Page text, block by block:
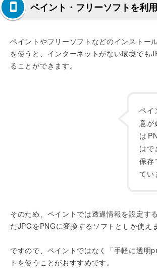
ペイント・フリーソフトを利
ペイントやフリーソフトなどのインストー
を使うと、インターネットがない環境でも
ることができます。
ペイ
意が
は
はで
保存
てい
そのため、ペイントでは透過情報を設定す
だJPGをPNGに変換するソフトとしか使え
ですので、ペイントではなく「手軽に透明
トを使うことがおすすめです。